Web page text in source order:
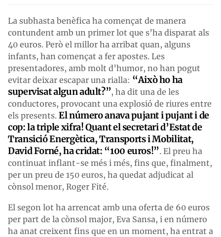
La subhasta benèfica ha començat de manera
contundent amb un primer lot que s’ha disparat als
40 euros. Però el millor ha arribat quan, alguns
infants, han començat a fer apostes. Les
presentadores, amb molt d’humor, no han pogut
evitar deixar escapar una rialla: “Això ho ha
supervisat algun adult?”, ha dit una de les
conductores, provocant una explosió de riures entre
els presents. El número anava pujant i pujant i de
cop: la triple xifra! Quant el secretari d’Estat de
Transició Energètica, Transports i Mobilitat,
David Forné, ha cridat: “100 euros!”. El preu ha
continuat inflant-se més i més, fins que, finalment,
per un preu de 150 euros, ha quedat adjudicat al
cònsol menor, Roger Fité.
El segon lot ha arrencat amb una oferta de 60 euros
per part de la cònsol major, Eva Sansa, i en número
ha anat creixent fins que en un moment, ha entrat a